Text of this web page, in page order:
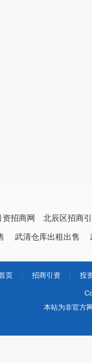
招商网 北辰区招商
武清仓库出租出售
页 招商引资 投
本站为非官方